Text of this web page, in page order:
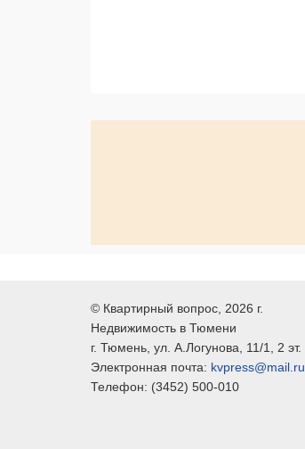
© Квартирный вопрос , 2026 г.
Недвижимость в Тюмени
г. Тюмень , ул. А.Логунова, 11/1, 2 эт.
Электронная почта: kvpress@mail.ru
Телефон: (3452) 500-010